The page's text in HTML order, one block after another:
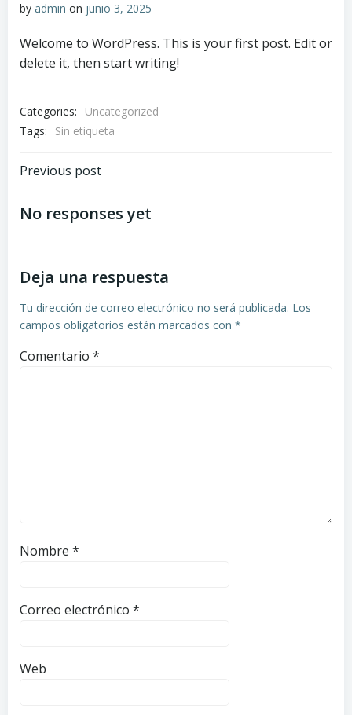
by admin on junio 3, 2025
Welcome to WordPress. This is your first post. Edit or
delete it, then start writing!
Categories:
Uncategorized
Tags:
Sin etiqueta
Navegación
por
entradas
Previous post
No responses yet
Deja una respuesta
Tu dirección de correo electrónico no será publicada. Los
campos obligatorios están marcados con *
Comentario *
Nombre *
Correo electrónico *
Web